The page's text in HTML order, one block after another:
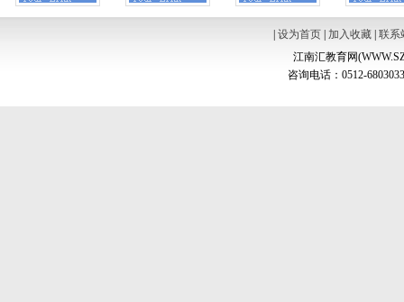
设为首页| 加入收藏| 联系
江南汇教育网
咨询电话：0512-